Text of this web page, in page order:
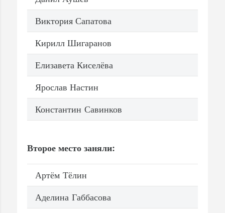
Виктория Сапатова
Кирилл Шигаранов
Елизавета Киселёва
Ярослав Настин
Константин Савинков
Второе место заняли:
Артём Тёлин
Аделина Габбасова